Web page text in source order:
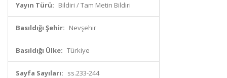
Yayın Türü: Bildiri / Tam Metin Bildiri
Basıldığı Şehir: Nevşehir
Basıldığı Ülke: Türkiye
Sayfa Sayıları: ss.233-244